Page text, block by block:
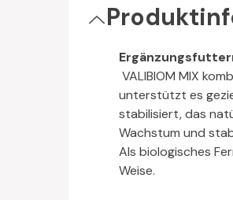
VALIBIOM MIX
unterstützt es
stabilisiert, das
Wachstum und
Als biologisches
Weise.